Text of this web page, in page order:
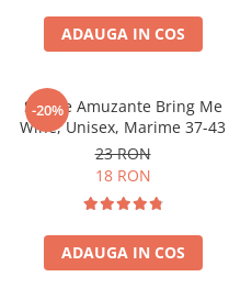
Cadouri pentru Sefi
Cadouri Nunta si Cununie civila
ADAUGA IN COS
-20%
Sosete Amuzante Bring Me
Wine, Unisex, Marime 37-43
23 RON
18 RON
ADAUGA IN COS